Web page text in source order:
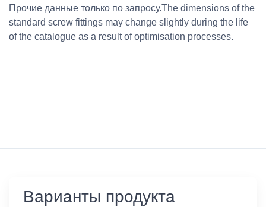
Прочие данные только по запросу.The dimensions of the
standard screw fittings may change slightly during the life
of the catalogue as a result of optimisation processes.
Варианты продукта